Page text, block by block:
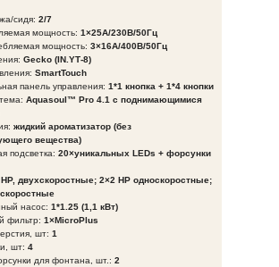
сидя: 2/7
мощность: 1×25A/230В/50Гц
мощность: 3×16A/400В/50Гц
Gecko (IN.YТ-8)
SmartTouch
панель управления: 1*1 кнопка + 1*4 кнопки
Aquasoul™ Pro 4.1 с поднимающимися
жидкий ароматизатор (без
вещества)
подсветка: 20×уникальных LEDs + форсунки
двухскоростные; 2×2 HP односкоростные;
насос: 1*1.25 (1,1 кВт)
фильтр: 1×MicroPlus
шт: 1
шт: 4
для фонтана, шт.: 2